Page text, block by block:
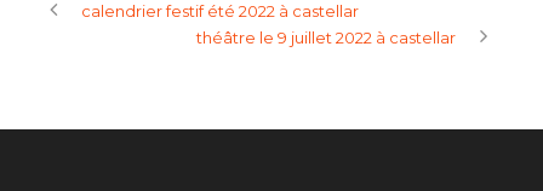
calendrier festif été 2022 à castellar
théâtre le 9 juillet 2022 à castellar